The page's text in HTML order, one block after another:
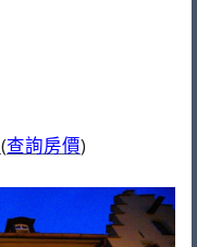
(查詢房價)